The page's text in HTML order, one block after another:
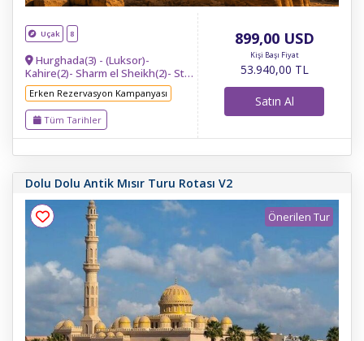
Uçak 8
Hurghada(3) - (Luksor)-
Kahire(2)- Sharm el Sheikh(2)- St
Catherine- Dahab(1)
Erken Rezervasyon Kampanyası
Tüm Tarihler
899,00USD
Kişi Başı Fiyat
53.940,00 TL
Satın Al
Dolu Dolu Antik Mısır Turu Rotası V2
Önerilen Tur